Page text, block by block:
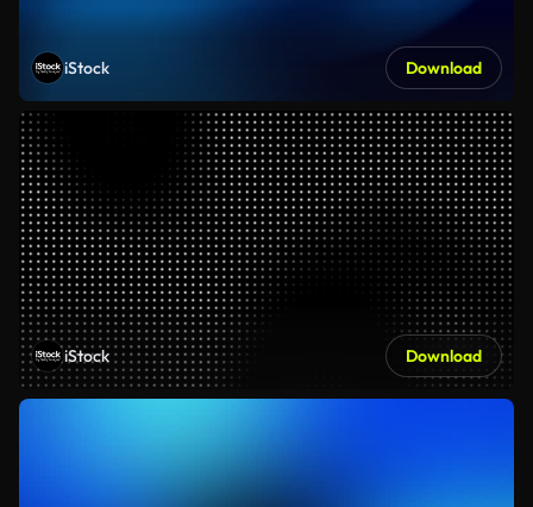
iStock Download
iStock Download